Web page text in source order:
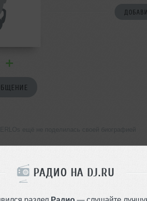
РАДИО НА DJ.RU
раздел Радио — слушайте